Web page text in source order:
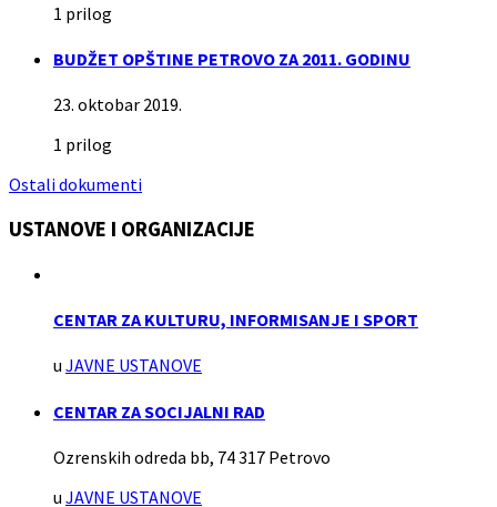
1 prilog
BUDŽET OPŠTINE PETROVO ZA 2011. GODINU
23. oktobar 2019.
1 prilog
Ostali dokumenti
USTANOVE I ORGANIZACIJE
CENTAR ZA KULTURU, INFORMISANJE I SPORT
u JAVNE USTANOVE
CENTAR ZA SOCIJALNI RAD
Ozrenskih odreda bb, 74 317 Petrovo
u JAVNE USTANOVE